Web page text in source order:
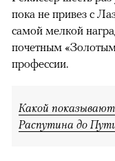
пока не привез с
самой мелкой
почетным
профессии.
Какой показывают
Распутина до